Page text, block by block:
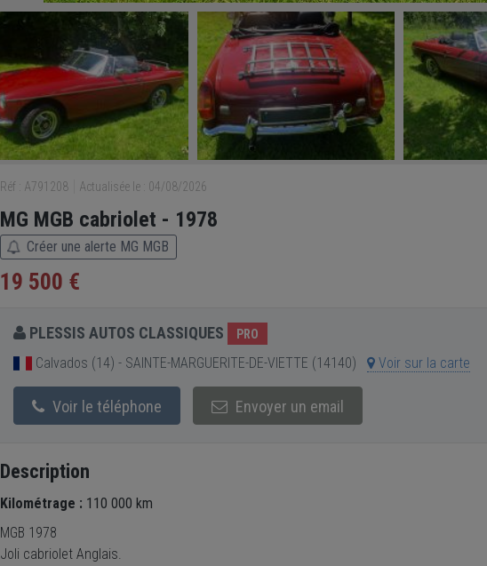
Réf : A791208 Actualisée le : 04/08/2026
MG MGB cabriolet - 1978
Créer une alerte MG MGB
19 500 €
PLESSIS AUTOS CLASSIQUES PRO
Calvados (14) - SAINTE-MARGUERITE-DE-VIETTE (14140) Voir sur la carte
Voir le téléphone Envoyer un email
Description
Kilométrage : 110 000 km
MGB 1978
Joli cabriolet Anglais.